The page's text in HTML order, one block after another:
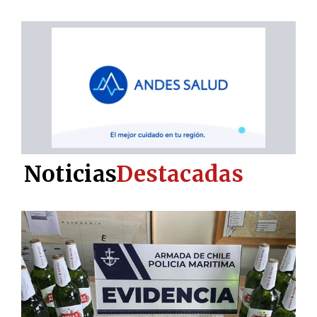
NoticiasDestacadas